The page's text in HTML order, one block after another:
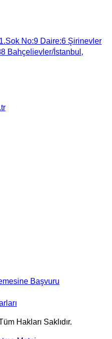
No:9 Daire:6 Şirinevler
Bahçelievler/İstanbul,
Başvuru
Hakları Saklıdır.